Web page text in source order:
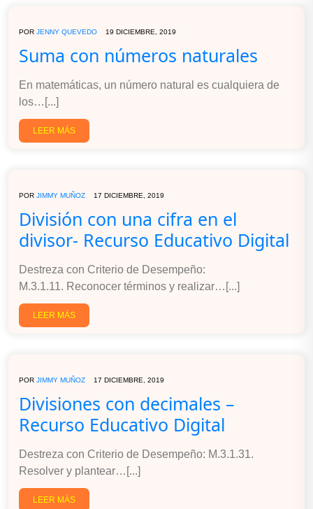
POR JENNY QUEVEDO 19 DICIEMBRE, 2019
Suma con números naturales
En matemáticas, un número natural es cualquiera de
los…[...]
LEER MÁS
POR JIMMY MUÑOZ 17 DICIEMBRE, 2019
División con una cifra en el
divisor- Recurso Educativo Digital
Destreza con Criterio de Desempeño:
M.3.1.11. Reconocer términos y realizar…[...]
LEER MÁS
POR JIMMY MUÑOZ 17 DICIEMBRE, 2019
Divisiones con decimales –
Recurso Educativo Digital
Destreza con Criterio de Desempeño: M.3.1.31.
Resolver y plantear…[...]
LEER MÁS